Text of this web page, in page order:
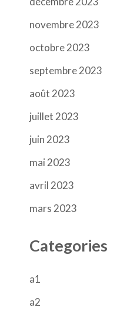
novembre 2023
octobre 2023
septembre 2023
août 2023
juillet 2023
juin 2023
mai 2023
avril 2023
mars 2023
Categories
a1
a2